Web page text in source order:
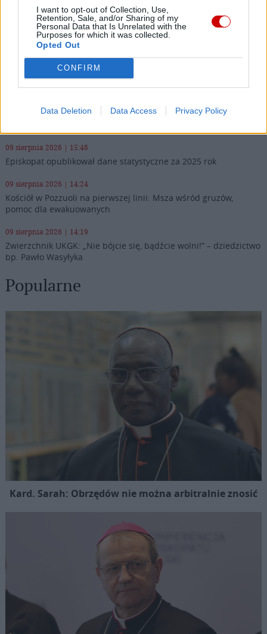
I want to opt-out of Collection, Use,
Retention, Sale, and/or Sharing of my
Personal Data that Is Unrelated with the
Purposes for which it was collected.
Opted Out
CONFIRM
Data Deletion Data Access Privacy Policy
KOLEGIUM KARDYNALSKIE ROCZNICA URODZIN
Najnowsze
09 sierpnia 2026 | 16:05
09 sierpnia 2026 | 15:48
Episkopat opublikował dane statystyczne za 2025 rok
09 sierpnia 2026 | 14:24
Kościół w Pozzuoli na pierwszej linii: Msza wśród gruzów,
pomoc dla ewakuowanych
09 sierpnia 2026 | 14:19
Zwierzchnik UKGK: „Nie bójcie się, bądźcie wolni!” – dziedzictwo
bp. Pawło Wasyłyka
Popularne
Kard. Sarah: Obrzędów nie można arbitralnie znosić